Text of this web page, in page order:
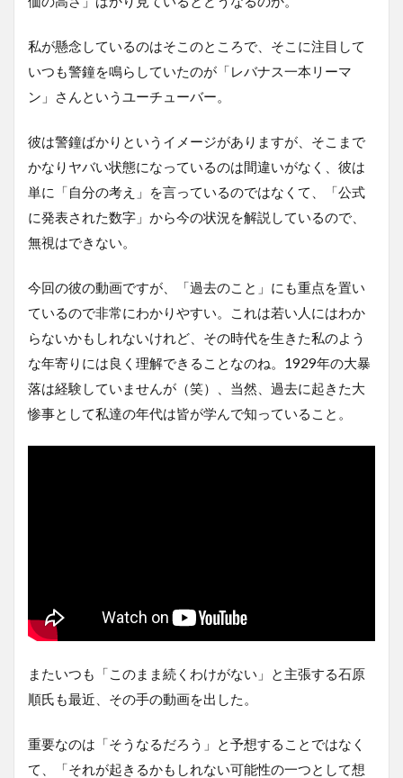
私が懸念しているのはそこのところで、そこに注目して
いつも警鐘を鳴らしていたのが「レバナス一本リーマ
ン」さんというユーチューバー。
彼は警鐘ばかりというイメージがありますが、そこまで
かなりヤバい状態になっているのは間違いがなく、彼は
単に「自分の考え」を言っているのではなくて、「公式
に発表された数字」から今の状況を解説しているので、
無視はできない。
今回の彼の動画ですが、「過去のこと」にも重点を置い
ているので非常にわかりやすい。これは若い人にはわか
らないかもしれないけれど、その時代を生きた私のよう
な年寄りには良く理解できることなのね。1929年の大暴
落は経験していませんが（笑）、当然、過去に起きた大
惨事として私達の年代は皆が学んで知っていること。
またいつも「このまま続くわけがない」と主張する石原
順氏も最近、その手の動画を出した。
重要なのは「そうなるだろう」と予想することではなく
て、「それが起きるかもしれない可能性の一つとして想